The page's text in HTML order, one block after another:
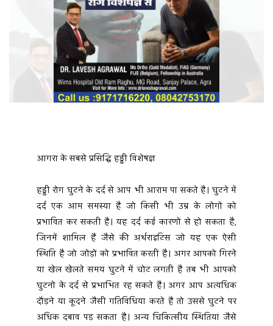
आगरा के सबसे प्रसिद्धि हड्डी विशेषज्ञ
हड्डी रोग घुटने के दर्द से आप भी आराम पा सकते है। घुटने में
दर्द एक आम समस्या है जो किसी भी उम्र के लोगों को
प्रभावित कर सकती है। यह दर्द कई कारणों से हो सकता है,
जिनमें शामिल हैं जैसे की अर्थराइटिस जो यह एक ऐसी
स्थिति है जो जोड़ों को प्रभावित करती है। अगर आपको गिरने
या खेल खेलते समय घुटने में चोट लगती है तब भी आपको
घुटनो के दर्द से प्रभाभित रह सकते है। अगर आप अत्यधिक
दौड़ने या कूदने जैसी गतिविधिया करते है तो उससे घुटने पर
अधिक दबाव पड़ सकता है। अन्य चिकित्सीय स्थितियां जैसे